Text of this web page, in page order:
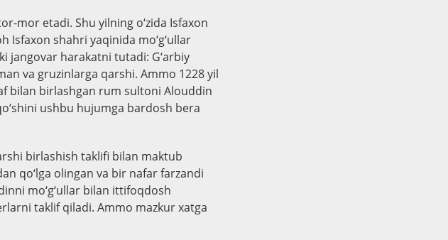
mor etadi. Shu yilning o‘zida Isfaxon
shahri yaqinida mo‘g‘ullar
jangovar harakatni tutadi: G‘arbiy
va gruzinlarga qarshi. Ammo 1228 yil
bilan birlashgan rum sultoni Alouddin
ushbu hujumga bardosh bera
birlashish taklifi bilan maktub
qo‘lga olingan va bir nafar farzandi
mo‘g‘ullar bilan ittifoqdosh
taklif qiladi. Ammo mazkur xatga